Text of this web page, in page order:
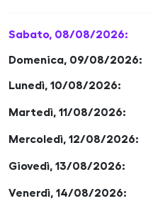
Sabato, 08/08/2026:
Domenica, 09/08/2026:
Lunedì, 10/08/2026:
Martedì, 11/08/2026:
Mercoledì, 12/08/2026:
Giovedì, 13/08/2026:
Venerdì, 14/08/2026: